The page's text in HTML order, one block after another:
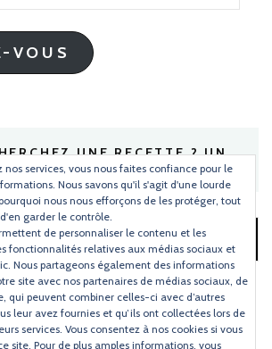
VOUS
UNE RECETTE ? UN
INGRÉDIENT ?
nos services, vous nous faites confiance pour le
Nous savons qu'il s'agit d'une lourde
nous nous efforçons de les protéger, tout
garder le contrôle.
de personnaliser le contenu et les
fonctionnalités relatives aux médias sociaux et
Nous partageons également des informations
site avec nos partenaires de médias sociaux, de
qui peuvent combiner celles-ci avec d’autres
leur avez fournies et qu’ils ont collectées lors de
services. Vous consentez à nos cookies si vous
site. Pour de plus amples informations, vous